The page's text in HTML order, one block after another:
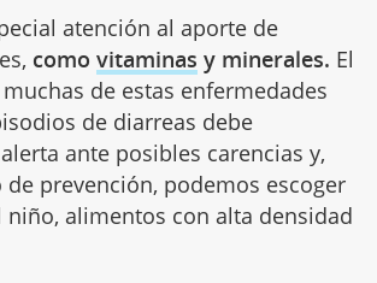
atención al aporte de
como vitaminas y minerales. El
de estas enfermedades
de diarreas debe
ante posibles carencias y,
prevención, podemos escoger
niño, alimentos con alta densidad